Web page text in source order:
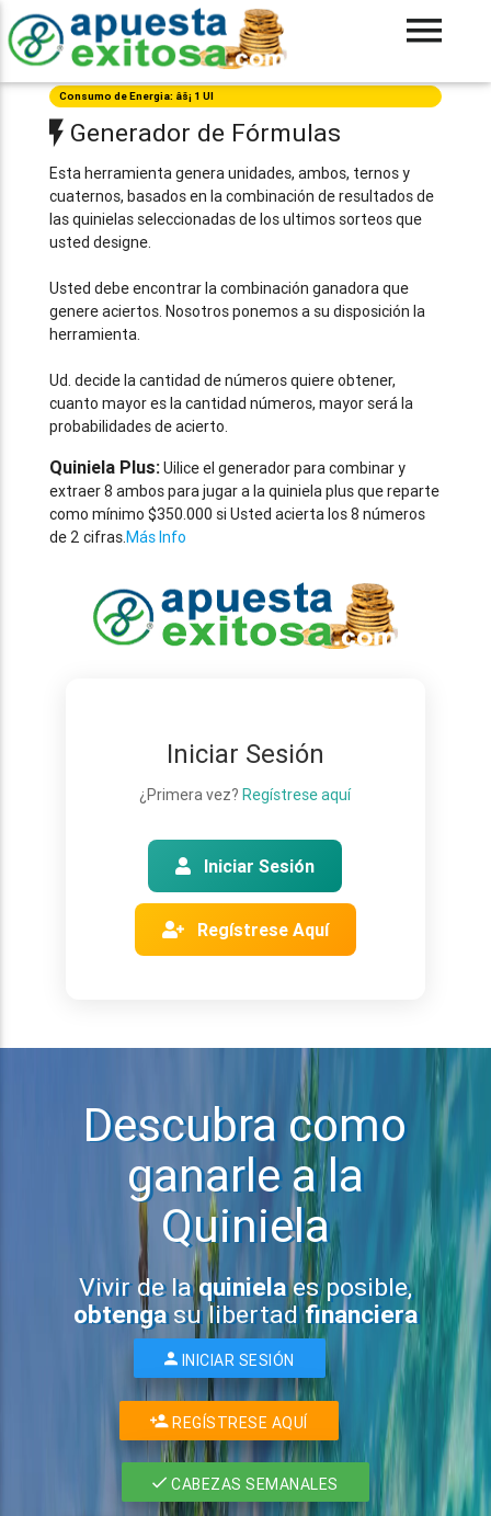
Consumo de Energia: âš¡ 1 UI
Generador de Fórmulas
Esta herramienta genera unidades, ambos, ternos y
cuaternos, basados en la combinación de resultados de
las quinielas seleccionadas de los ultimos sorteos que
usted designe.
Usted debe encontrar la combinación ganadora que
genere aciertos. Nosotros ponemos a su disposición la
herramienta.
Ud. decide la cantidad de números quiere obtener,
cuanto mayor es la cantidad números, mayor será la
probabilidades de acierto.
Quiniela Plus:Uilice el generador para combinar y
extraer 8 ambos para jugar a la quiniela plus que reparte
como mínimo $350.000 si Usted acierta los 8 números
de 2 cifras.Más Info
Iniciar Sesión
¿Primera vez?Regístrese aquí
Iniciar Sesión
Regístrese Aquí
Descubra como
ganarle a la
Quiniela
Vivir de laquinielaes posible,
obtengasu libertadfinanciera
INICIAR SESIÓN
REGÍSTRESE AQUÍ
CABEZAS SEMANALES